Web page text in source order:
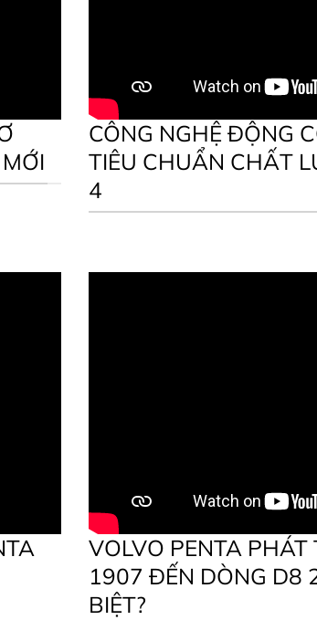
CÔNG NGHỆ ĐỘNG
TIÊU CHUẨN CHẤT
4
VOLVO PENTA
1907 ĐẾN DÒNG D8
BIỆT?